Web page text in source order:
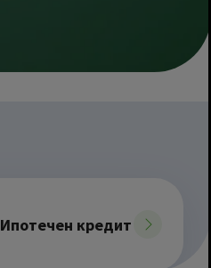
Ипотечен кредит